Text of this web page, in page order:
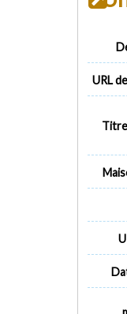
URL